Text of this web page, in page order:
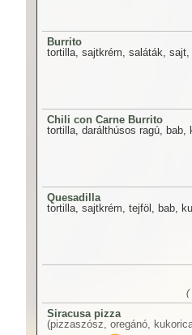
Burrito
tortilla, sajtkrém, saláták,
Chili con Carne Burrito
tortilla, darálthúsos ragú, bab,
Quesadilla
tortilla, sajtkrém, tejföl, bab,
(
Siracusa pizza
(pizzaszósz, oregánó,